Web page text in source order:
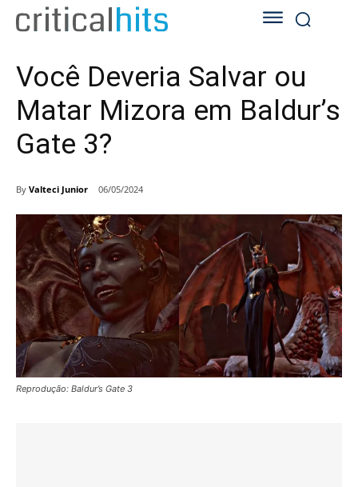
Você Deveria Salvar ou
Matar Mizora em Baldur’s
Gate 3?
By Valteci Junior 06/05/2024
Reprodução: Baldur’s Gate 3